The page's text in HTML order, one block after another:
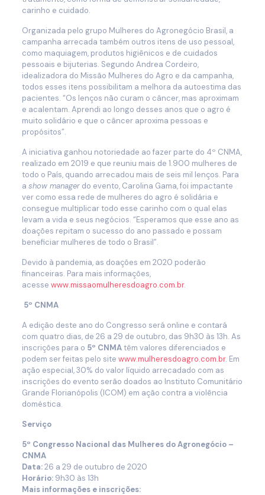
carinho e cuidado.
Organizada pelo grupo Mulheres do Agronegócio Brasil, a
campanha arrecada também outros itens de uso pessoal,
como maquiagem, produtos higiênicos e de cuidados
pessoais e bijuterias. Segundo Andrea Cordeiro,
idealizadora do Missão Mulheres do Agro e da campanha,
todos esses itens possibilitam a melhora da autoestima das
pacientes. “Os lenços não curam o câncer, mas aproximam
e acalentam. Aprendi ao longo desses anos que o agro é
muito solidário e que o câncer aproxima pessoas e
propósitos”.
A iniciativa ganhou notoriedade ao fazer parte do 4º CNMA,
realizado em 2019 e que reuniu mais de 1.900 mulheres de
todo o País, quando arrecadou mais de seis mil lenços. Para
a show managerdo evento, Carolina Gama, foi impactante
ver como essa rede de mulheres do agro é solidária e
consegue multiplicar todo esse carinho com o qual elas
levam a vida e seus negócios. “Esperamos que esse ano as
doações repitam o sucesso do ano passado e possam
beneficiar mulheres de todo o Brasil”.
Devido à pandemia, as doações em 2020 poderão
financeiras. Para mais informações,
acesse www.missaomulheresdoagro.com.br.
5º CNMA
A edição deste ano do Congresso será online e contará
com quatro dias, de 26 a 29 de outubro, das 9h30 às 13h. As
inscrições para o 5º CNMAtêm valores diferenciados e
podem ser feitas pelo site www.mulheresdoagro.com.br. Em
ação especial, 30% do valor líquido arrecadado com as
inscrições do evento serão doados ao Instituto Comunitário
Grande Florianópolis (ICOM) em ação contra a violência
doméstica.
Serviço
5º Congresso Nacional das Mulheres do Agronegócio –
CNMA
Data:26 a 29 de outubro de 2020
Horário:9h30 às 13h
Mais informações e inscrições: